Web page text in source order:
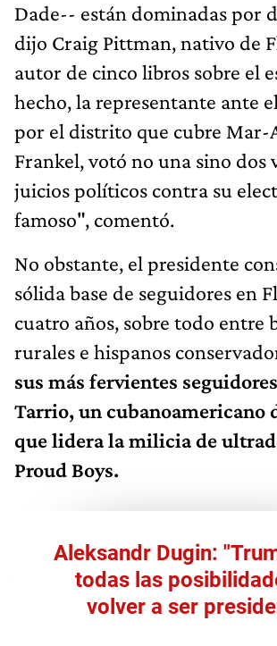
Dade-- están dominadas por
dijo Craig Pittman, nativo de
autor de cinco libros sobre el
hecho, la representante ante
por el distrito que cubre Mar-
Frankel, votó no una sino dos
juicios políticos contra su
famoso", comentó.
No obstante, el presidente
sólida base de seguidores en
cuatro años, sobre todo entre
rurales e hispanos
sus más fervientes
Tarrio, un cubanoamericano
que lidera la milicia de
Proud Boys.
Aleksandr Dugin:
todas las
volver a ser